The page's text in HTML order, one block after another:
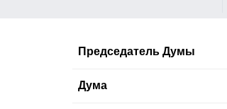
Председатель Думы
Дума